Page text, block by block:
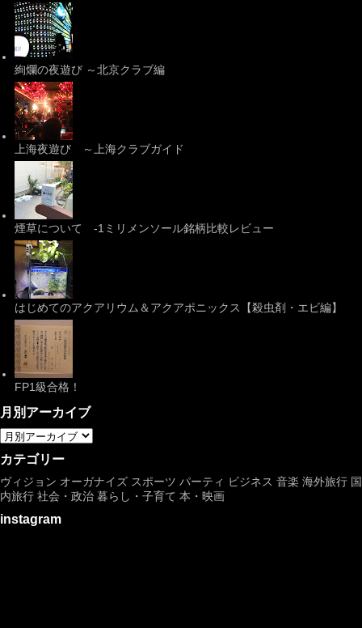
絢爛の夜遊び ～北京クラブ編
上海夜遊び ～上海クラブガイド
煙草について -1ミリメンソール銘柄比較レビュー
はじめてのアクアリウム＆アクアポニックス【殺虫剤・エビ編】
FP1級合格！
月別アーカイブ
カテゴリー
ヴィジョン オーガナイズ スポーツ パーティ ビジネス 音楽 海外旅行 国
内旅行 社会・政治 暮らし・子育て 本・映画
instagram